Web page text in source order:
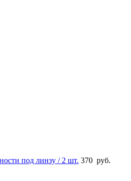
под линзу / 2 шт. 370 руб.